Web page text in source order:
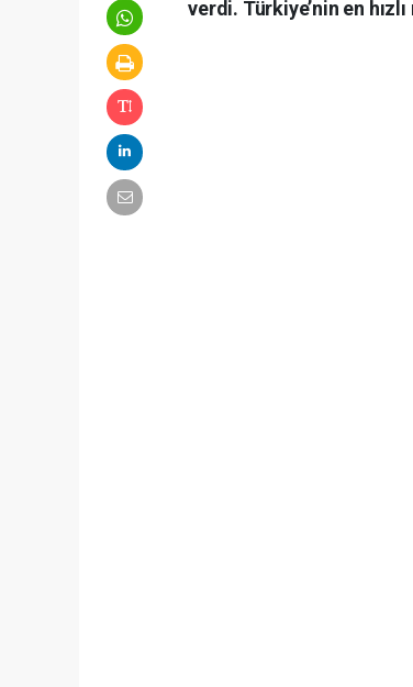
verdi. Türkiye’nin en